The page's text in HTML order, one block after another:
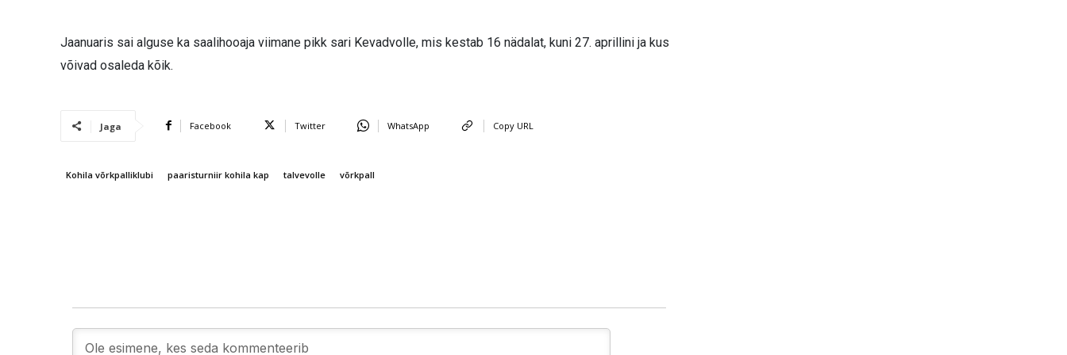
Jaanuaris sai alguse ka saalihooaja viimane pikk sari Kevadvolle, mis kestab 16 nädalat, kuni 27. aprillini ja kus
võivad osaleda kõik.
Jaga Facebook Twitter WhatsApp Copy URL
Kohila võrkpalliklubi paaristurniir kohila kap talvevolle võrkpall